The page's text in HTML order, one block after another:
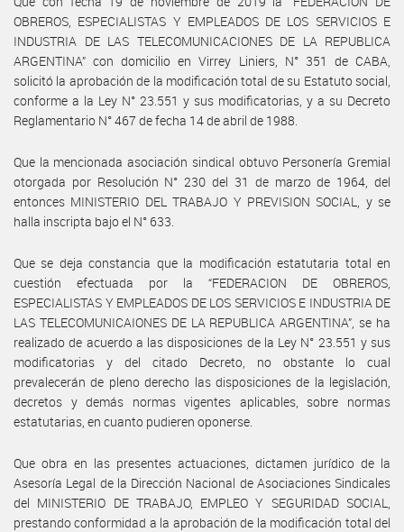
OBREROS, ESPECIALISTAS Y EMPLEADOS DE LOS SERVICIOS E
INDUSTRIA DE LAS TELECOMUNICACIONES DE LA REPUBLICA
ARGENTINA” con domicilio en Virrey Liniers, N° 351 de CABA,
solicitó la aprobación de la modificación total de su Estatuto social,
conforme a la Ley N° 23.551 y sus modificatorias, y a su Decreto
Reglamentario N° 467 de fecha 14 de abril de 1988.
Que la mencionada asociación sindical obtuvo Personería Gremial
otorgada por Resolución N° 230 del 31 de marzo de 1964, del
entonces MINISTERIO DEL TRABAJO Y PREVISION SOCIAL, y se
halla inscripta bajo el N° 633.
Que se deja constancia que la modificación estatutaria total en
cuestión efectuada por la “FEDERACION DE OBREROS,
ESPECIALISTAS Y EMPLEADOS DE LOS SERVICIOS E INDUSTRIA DE
LAS TELECOMUNICAIONES DE LA REPUBLICA ARGENTINA”, se ha
realizado de acuerdo a las disposiciones de la Ley N° 23.551 y sus
modificatorias y del citado Decreto, no obstante lo cual
prevalecerán de pleno derecho las disposiciones de la legislación,
decretos y demás normas vigentes aplicables, sobre normas
estatutarias, en cuanto pudieren oponerse.
Que obra en las presentes actuaciones, dictamen jurídico de la
Asesoría Legal de la Dirección Nacional de Asociaciones Sindicales
del MINISTERIO DE TRABAJO, EMPLEO Y SEGURIDAD SOCIAL,
prestando conformidad a la aprobación de la modificación total del